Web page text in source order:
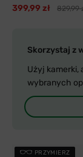
399,99 zł 829,99
Skorzystaj z
Użyj kamerki,
wybranych
PRZYMIERZ